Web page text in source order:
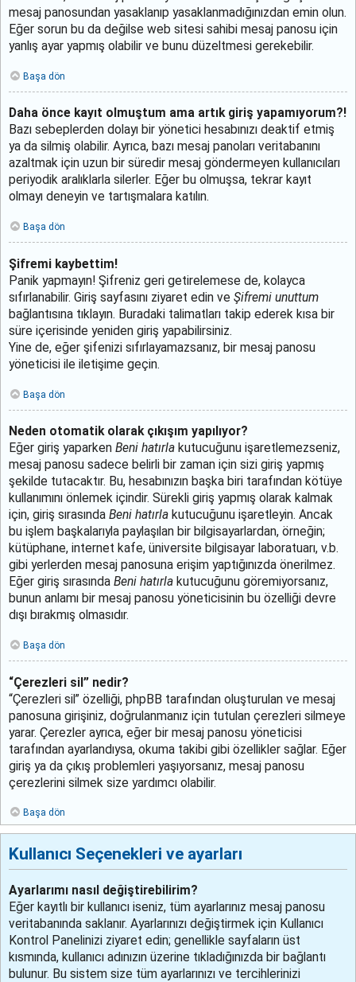
mesaj panosundan yasaklanıp yasaklanmadığınızdan emin olun.
Eğer sorun bu da değilse web sitesi sahibi mesaj panosu için
yanlış ayar yapmış olabilir ve bunu düzeltmesi gerekebilir.
Başa dön
Daha önce kayıt olmuştum ama artık giriş yapamıyorum?!
Bazı sebeplerden dolayı bir yönetici hesabınızı deaktif etmiş
ya da silmiş olabilir. Ayrıca, bazı mesaj panoları veritabanını
azaltmak için uzun bir süredir mesaj göndermeyen kullanıcıları
periyodik aralıklarla silerler. Eğer bu olmuşsa, tekrar kayıt
olmayı deneyin ve tartışmalara katılın.
Başa dön
Şifremi kaybettim!
Panik yapmayın! Şifreniz geri getirelemese de, kolayca
sıfırlanabilir. Giriş sayfasını ziyaret edin ve Şifremi unuttum
bağlantısına tıklayın. Buradaki talimatları takip ederek kısa bir
süre içerisinde yeniden giriş yapabilirsiniz.
Yine de, eğer şifenizi sıfırlayamazsanız, bir mesaj panosu
yöneticisi ile iletişime geçin.
Başa dön
Neden otomatik olarak çıkışım yapılıyor?
Eğer giriş yaparken Beni hatırla kutucuğunu işaretlemezseniz,
mesaj panosu sadece belirli bir zaman için sizi giriş yapmış
şekilde tutacaktır. Bu, hesabınızın başka biri tarafından kötüye
kullanımını önlemek içindir. Sürekli giriş yapmış olarak kalmak
için, giriş sırasında Beni hatırla kutucuğunu işaretleyin. Ancak
bu işlem başkalarıyla paylaşılan bir bilgisayarlardan, örneğin;
kütüphane, internet kafe, üniversite bilgisayar laboratuarı, v.b.
gibi yerlerden mesaj panosuna erişim yaptığınızda önerilmez.
Eğer giriş sırasında Beni hatırla kutucuğunu göremiyorsanız,
bunun anlamı bir mesaj panosu yöneticisinin bu özelliği devre
dışı bırakmış olmasıdır.
Başa dön
“Çerezleri sil” nedir?
“Çerezleri sil” özelliği, phpBB tarafından oluşturulan ve mesaj
panosuna girişiniz, doğrulanmanız için tutulan çerezleri silmeye
yarar. Çerezler ayrıca, eğer bir mesaj panosu yöneticisi
tarafından ayarlandıysa, okuma takibi gibi özellikler sağlar. Eğer
giriş ya da çıkış problemleri yaşıyorsanız, mesaj panosu
çerezlerini silmek size yardımcı olabilir.
Başa dön
Kullanıcı Seçenekleri ve ayarları
Ayarlarımı nasıl değiştirebilirim?
Eğer kayıtlı bir kullanıcı iseniz, tüm ayarlarınız mesaj panosu
veritabanında saklanır. Ayarlarınızı değiştirmek için Kullanıcı
Kontrol Panelinizi ziyaret edin; genellikle sayfaların üst
kısmında, kullanıcı adınızın üzerine tıkladığınızda bir bağlantı
bulunur. Bu sistem size tüm ayarlarınızı ve tercihlerinizi